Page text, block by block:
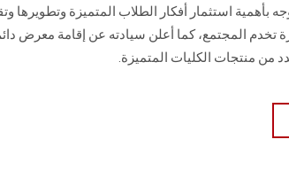
بأهمية استثمار أفكار الطلاب المتميزة وتطويرها
تخدم المجتمع، كما أعلن سيادته عن إقامة معرض
من منتجات الكليات المتميزة.